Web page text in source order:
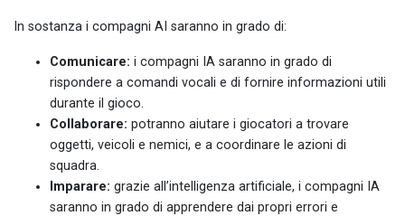
In sostanza i compagni AI saranno in grado di:
Comunicare: i compagni IA saranno in grado di
rispondere a comandi vocali e di fornire informazioni utili
durante il gioco.
Collaborare: potranno aiutare i giocatori a trovare
oggetti, veicoli e nemici, e a coordinare le azioni di
squadra.
Imparare: grazie all’intelligenza artificiale, i compagni IA
saranno in grado di apprendere dai propri errori e